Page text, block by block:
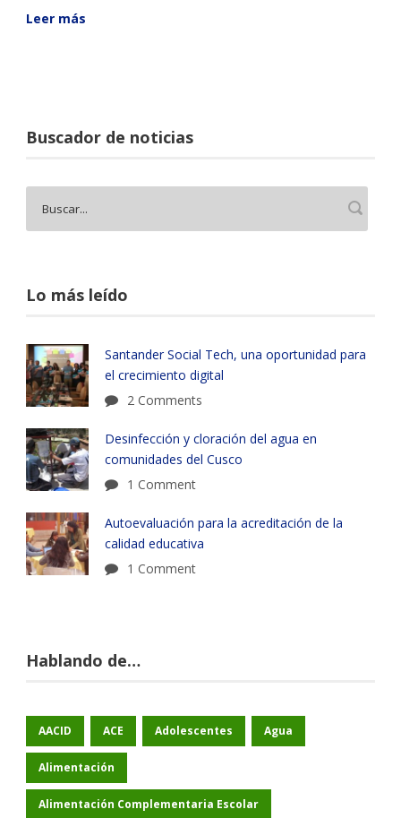
Leer más
Buscador de noticias
Lo más leído
Santander Social Tech, una oportunidad para
el crecimiento digital
2 Comments
Desinfección y cloración del agua en
comunidades del Cusco
1 Comment
Autoevaluación para la acreditación de la
calidad educativa
1 Comment
Hablando de…
AACID ACE Adolescentes Agua
Alimentación
Alimentación Complementaria Escolar